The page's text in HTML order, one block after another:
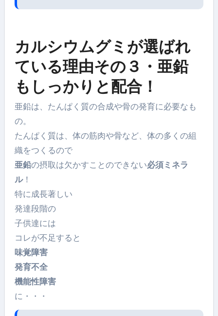
カルシウムグミが選ばれ
ている理由その３・亜鉛
もしっかりと配合！
亜鉛は、たんぱく質の合成や骨の発育に必要なも
の。
たんぱく質は、体の筋肉や骨など、体の多くの組
織をつくるので
亜鉛の摂取は欠かすことのできない必須ミネラ
ル！
特に成長著しい
発達段階の
子供達には
コレが不足すると
味覚障害
発育不全
機能性障害
に・・・